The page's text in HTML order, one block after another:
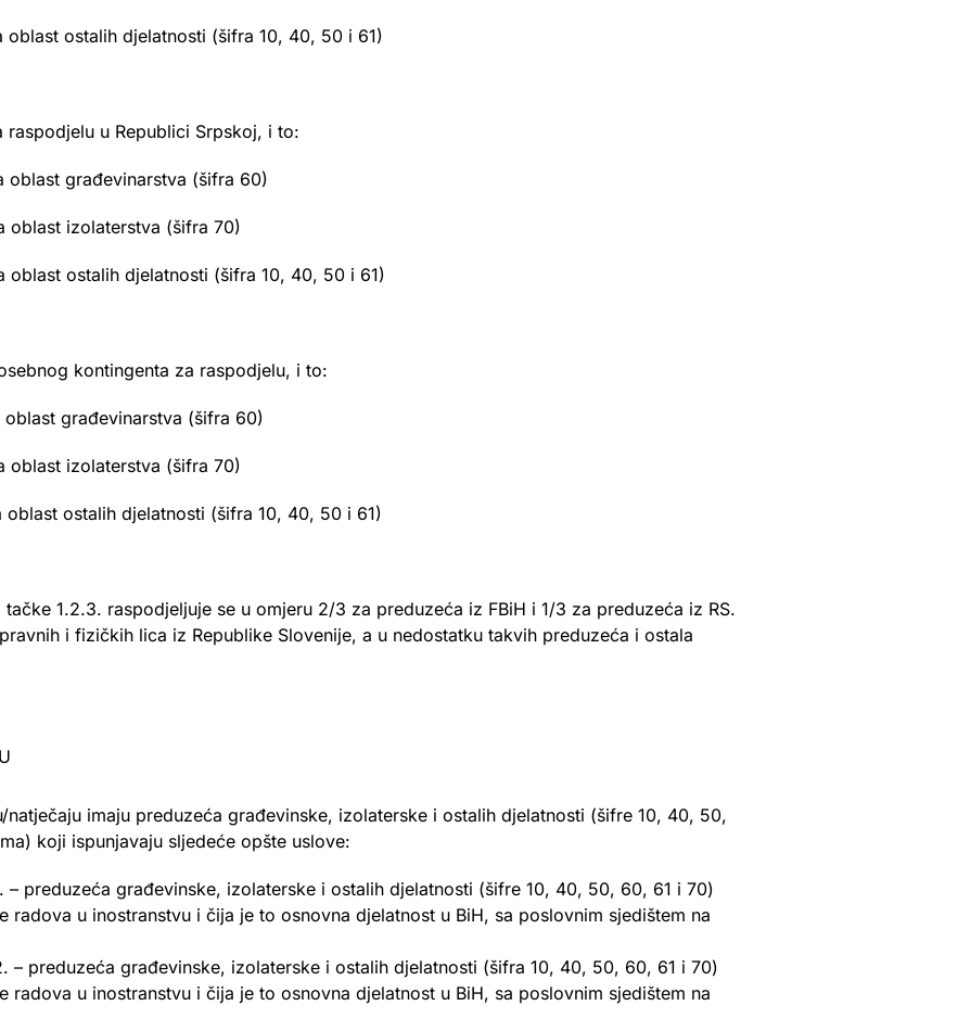
ostalih djelatnosti (šifra 10, 40, 50 i 61)
u Republici Srpskoj, i to:
građevinarstva (šifra 60)
izolaterstva (šifra 70)
ostalih djelatnosti (šifra 10, 40, 50 i 61)
kontingenta za raspodjelu, i to:
građevinarstva (šifra 60)
izolaterstva (šifra 70)
ostalih djelatnosti (šifra 10, 40, 50 i 61)
1.2.3. raspodjeljuje se u omjeru 2/3 za preduzeća iz FBiH i 1/3 za preduzeća iz RS.
i fizičkih lica iz Republike Slovenije, a u nedostatku takvih preduzeća i ostala
natječaju imaju preduzeća građevinske, izolaterske i ostalih djelatnosti (šifre 10, 40, 50,
koji ispunjavaju sljedeće opšte uslove:
– preduzeća građevinske, izolaterske i ostalih djelatnosti (šifre 10, 40, 50, 60, 61 i 70)
radova u inostranstvu i čija je to osnovna djelatnost u BiH, sa poslovnim sjedištem na
– preduzeća građevinske, izolaterske i ostalih djelatnosti (šifra 10, 40, 50, 60, 61 i 70)
radova u inostranstvu i čija je to osnovna djelatnost u BiH, sa poslovnim sjedištem na